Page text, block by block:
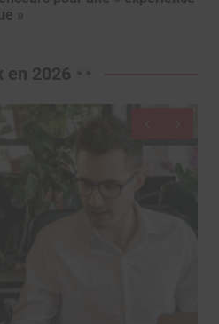
»
en 2026